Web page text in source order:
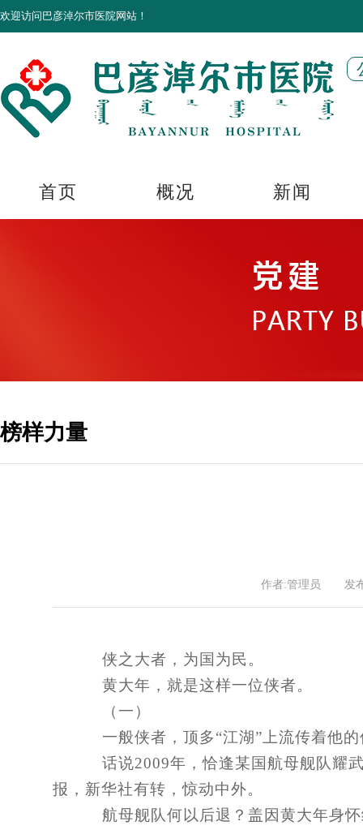
欢迎访问巴彦淖尔市医院网站！
首页 概况 新闻
榜样力量
作者:管理员 发
侠之大者，为国为民。
黄大年，就是这样一位侠者。
（一）
一般侠者，顶多“江湖”上流传着他
话说2009年，恰逢某国航母舰队耀
报，新华社有转，惊动中外。
航母舰队何以后退？盖因黄大年身